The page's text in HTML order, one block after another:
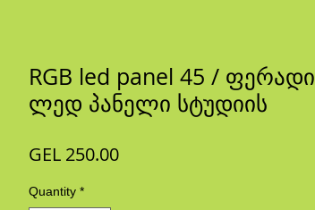
RGB led panel 45 / ფერადი
ლედ პანელი სტუდიის
GEL 250.00Price
Quantity *